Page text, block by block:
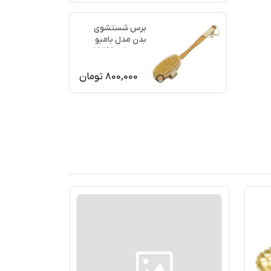
برس شستشوی
بدن مدل بامبو
ماساژ کد 77198
800,000 تومان